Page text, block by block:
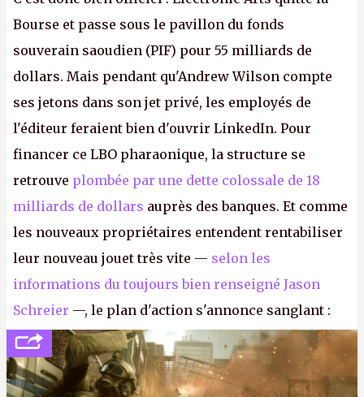
Bourse et passe sous le pavillon du fonds
souverain saoudien (PIF) pour 55 milliards de
dollars. Mais pendant qu'Andrew Wilson compte
ses jetons dans son jet privé, les employés de
l'éditeur feraient bien d'ouvrir LinkedIn. Pour
financer ce LBO pharaonique, la structure se
retrouve plombée par une dette colossale de 18
milliards de dollars auprès des banques. Et comme
les nouveaux propriétaires entendent rentabiliser
leur nouveau jouet très vite — selon les
informations du toujours bien renseigné Jason
Schreier —, le plan d'action s'annonce sanglant :
réductions de coûts drastiques, fermetures de
studios et licenciements massifs. En gros, essorer
FCetBattlefield, puis virer le reste.P.